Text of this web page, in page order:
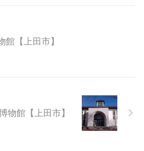
館【上田市】
物館【上田市】